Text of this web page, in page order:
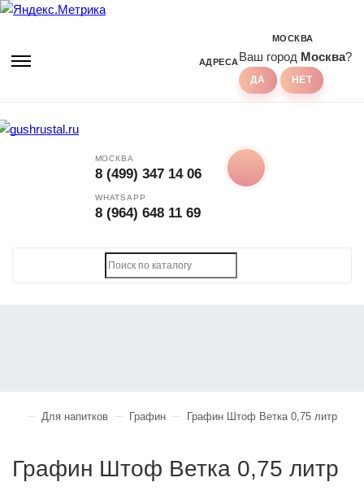
АДРЕСА
МОСКВА
Ваш город Москва?
МОСКВА
8 (499) 347 14 06
WHATSAPP
8 (964) 648 11 69
Для напитков Графин Графин Штоф Ветка 0,75 литр
Графин Штоф Ветка 0,75 литр